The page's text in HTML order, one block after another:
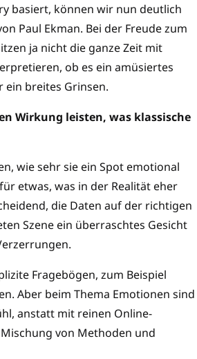
basiert, können wir nun deutlich
Paul Ekman. Bei der Freude zum
ja nicht die ganze Zeit mit
ob es ein amüsiertes
ein breites Grinsen.
Wirkung leisten, was klassische
wie sehr sie ein Spot emotional
etwas, was in der Realität eher
die Daten auf der richtigen
Szene ein überraschtes Gesicht
Fragebögen, zum Beispiel
Aber beim Thema Emotionen sind
anstatt mit reinen Online-
von Methoden und